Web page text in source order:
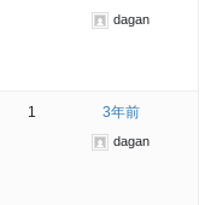
dagan
1 3年前
dagan